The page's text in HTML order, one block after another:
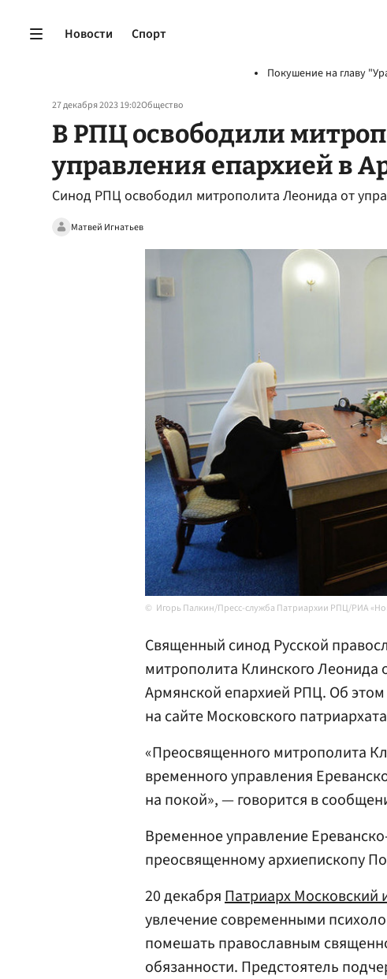
Новости Спорт
Покушение на главу
27 декабря 2023 19:02Общество
В РПЦ освободили
управления епархией в
Синод РПЦ освободил митрополита Леонида от
Матвей Игнатьев
Игорь Палкин/Пресс-служба Патриархии РПЦ/РИА
Священный синод Русской
митрополита Клинского Леонида
Армянской епархией РПЦ. Об
на сайте Московского
«Преосвященного митрополита
временного управления
на покой», — говорится в
Временное управление
преосвященному архиепископу
20 декабряПатриарх Московский
увлечение современными
помешать православным
обязанности. Предстоятель